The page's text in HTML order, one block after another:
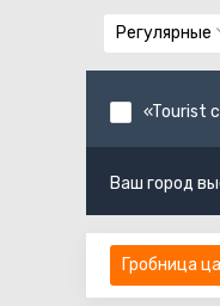
Регулярные
«Tourist
Ваш город
Гробница